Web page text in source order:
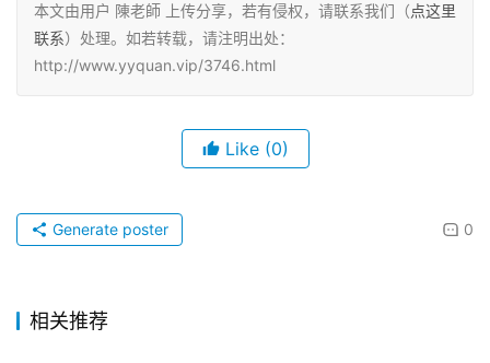
本文由用户 陳老師 上传分享，若有侵权，请联系我们（点这里
联系）处理。如若转载，请注明出处：
http://www.yyquan.vip/3746.html
Like (0)
0
Generate poster
相关推荐